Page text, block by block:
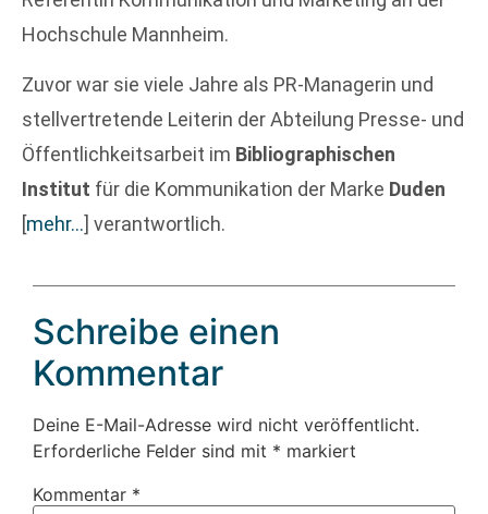
Hochschule Mannheim.
Zuvor war sie viele Jahre als PR-Managerin und
stellvertretende Leiterin der Abteilung Presse- und
Öffentlichkeitsarbeit im Bibliographischen
Institut für die Kommunikation der Marke Duden
[mehr…] verantwortlich.
Schreibe einen
Kommentar
Deine E-Mail-Adresse wird nicht veröffentlicht.
Erforderliche Felder sind mit * markiert
Kommentar *